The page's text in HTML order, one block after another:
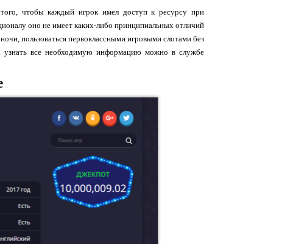
того, чтобы каждый игрок имел доступ к ресурсу при
оно не имеет каких-либо принципиальных отличий
пользоваться первоклассными игровыми слотами без
узнать все необходимую информацию можно в службе